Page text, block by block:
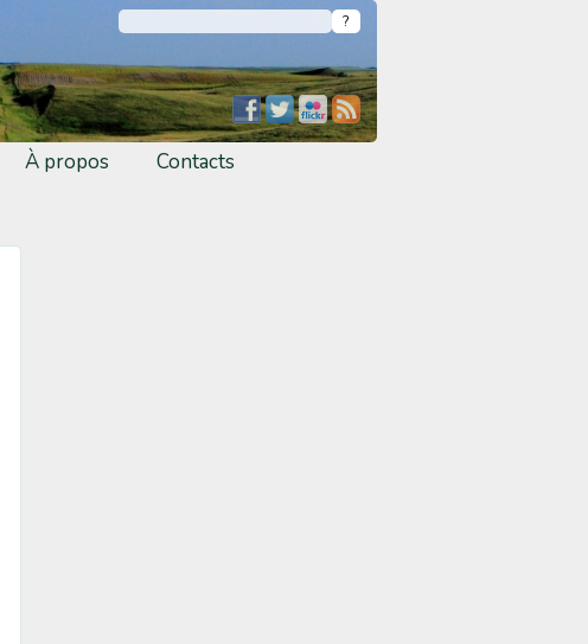
À propos Contacts